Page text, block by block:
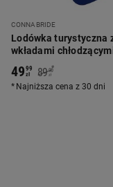
CONNABRIDE
Lodówka turystyczna
wkładami
ConnaBride, 24 l,
4999
zł 89 90
zł
*
Najniższa cena z 30 dni